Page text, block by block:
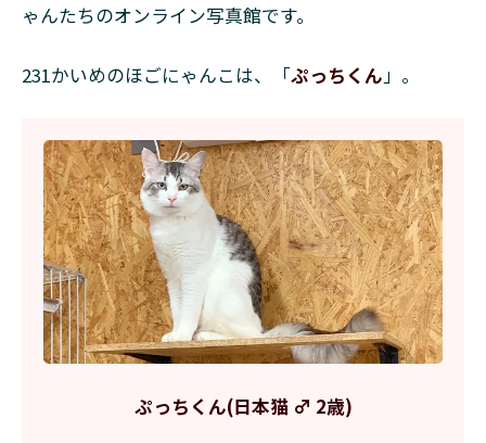
ゃんたちのオンライン写真館です。
231かいめのほごにゃんこは、「ぷっちくん 」。
ぷっちくん(日本猫 ♂ 2歳)